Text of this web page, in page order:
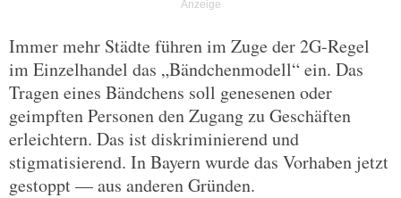
Immer mehr Städte führen im Zuge der 2G-Regel
im Einzelhandel das „Bändchenmodell“ ein. Das
Tragen eines Bändchens soll genesenen oder
geimpften Personen den Zugang zu Geschäften
erleichtern. Das ist diskriminierend und
stigmatisierend. In Bayern wurde das Vorhaben jetzt
gestoppt — aus anderen Gründen.